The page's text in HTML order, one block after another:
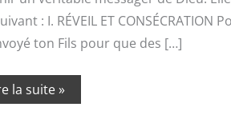
: I. RÉVEIL ET
ton Fils pour que des […]
la suite »